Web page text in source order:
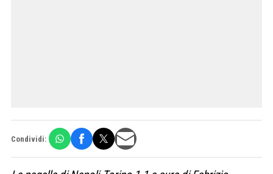
Condividi: